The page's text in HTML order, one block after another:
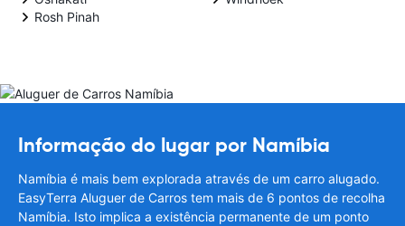
Rosh Pinah
Informação do lugar por Namíbia
Namíbia é mais bem explorada através de um carro alugado.
EasyTerra Aluguer de Carros tem mais de 6 pontos de recolha
Namíbia. Isto implica a existência permanente de um ponto